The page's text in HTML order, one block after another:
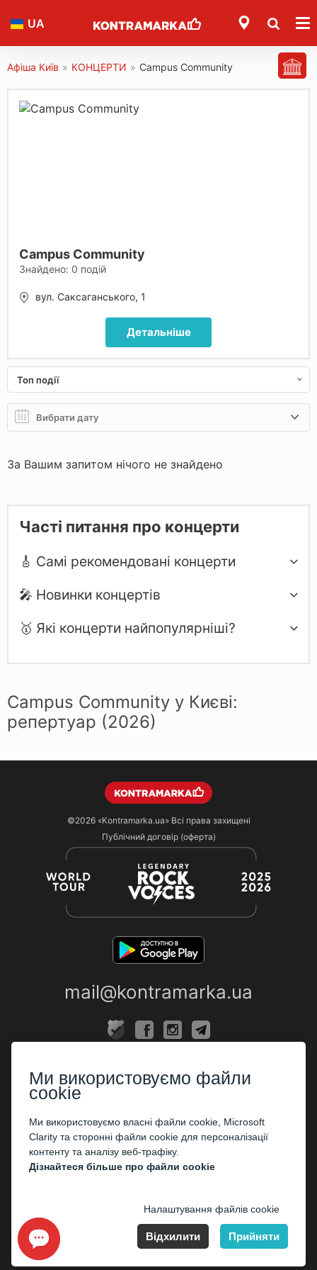
UA
Афіша Київ » КОНЦЕРТИ » Campus Community
Campus Community
Знайдено: 0 подій
вул. Саксаганського, 1
Детальніше
Топ події
За Вашим запитом нічого не знайдено
Часті питання про концерти
🎸 Самі рекомендовані концерти
🎤 Новинки концертів
🥇 Які концерти найпопулярніші?
Campus Community у Києві:
репертуар (2026)
©2026 «Kontramarka.ua»Всі права захищені
Публічний договір (оферта)
mail@kontramarka.ua
Каси
ПАРТНЕРАМ
Організаторам
Корпоративним клієнтам
Ми використовуємо файли
cookie
Ми використовуємо власні файли cookie, Microsoft
Clarity та сторонні файли cookie для персоналізації
контенту та аналізу веб-трафіку.
Дізнайтеся більше про файли cookie
Налаштування файлів cookie
Відхилити Прийняти